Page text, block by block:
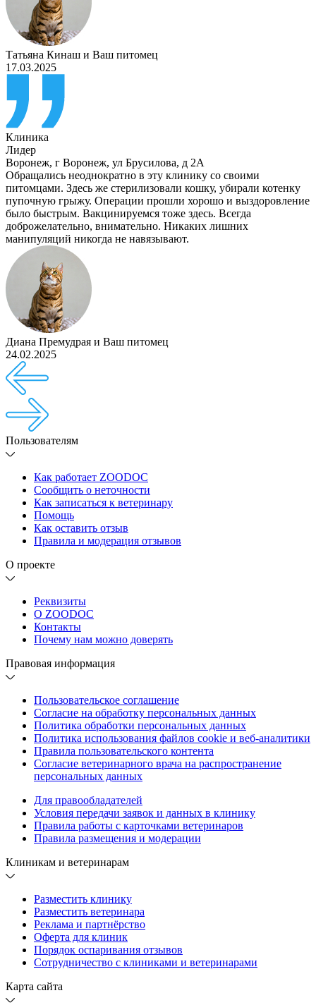
Татьяна Кинаш и Ваш питомец
17.03.2025
Клиника
Лидер
Воронеж, г Воронеж, ул Брусилова, д 2А
Обращались неоднократно в эту клинику со своими
питомцами. Здесь же стерилизовали кошку, убирали котенку
пупочную грыжу. Операции прошли хорошо и выздоровление
было быстрым. Вакцинируемся тоже здесь. Всегда
доброжелательно, внимательно. Никаких лишних
манипуляций никогда не навязывают.
Диана Премудрая и Ваш питомец
24.02.2025
Пользователям
Как работает ZOODOC
Сообщить о неточности
Как записаться к ветеринару
Помощь
Как оставить отзыв
Правила и модерация отзывов
О проекте
Реквизиты
О ZOODOC
Контакты
Почему нам можно доверять
Правовая информация
Пользовательское соглашение
Согласие на обработку персональных данных
Политика обработки персональных данных
Политика использования файлов cookie и веб-аналитики
Правила пользовательского контента
Согласие ветеринарного врача на распространение
персональных данных
Для правообладателей
Условия передачи заявок и данных в клинику
Правила работы с карточками ветеринаров
Правила размещения и модерации
Клиникам и ветеринарам
Разместить клинику
Разместить ветеринара
Реклама и партнёрство
Оферта для клиник
Порядок оспаривания отзывов
Сотрудничество с клиниками и ветеринарами
Карта сайта